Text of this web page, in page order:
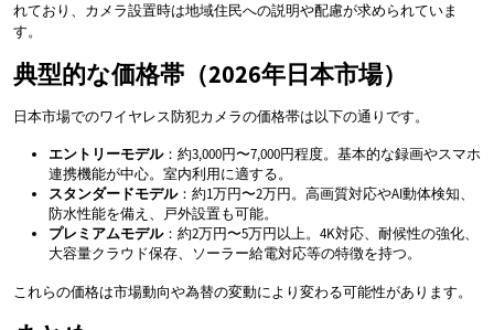
れており、カメラ設置時は地域住民への説明や配慮が求められていま
す。
典型的な価格帯（2026年日本市場）
日本市場でのワイヤレス防犯カメラの価格帯は以下の通りです。
エントリーモデル：約3,000円〜7,000円程度。基本的な録画やスマホ
連携機能が中心。室内利用に適する。
スタンダードモデル：約1万円〜2万円。高画質対応やAI動体検知、
防水性能を備え、戸外設置も可能。
プレミアムモデル：約2万円〜5万円以上。4K対応、耐候性の強化、
大容量クラウド保存、ソーラー給電対応等の特徴を持つ。
これらの価格は市場動向や為替の変動により変わる可能性があります。